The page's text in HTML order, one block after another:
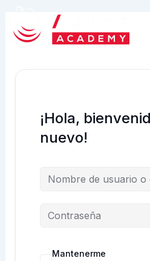
contenido
¡Hola,
nuevo!
Mantenerme